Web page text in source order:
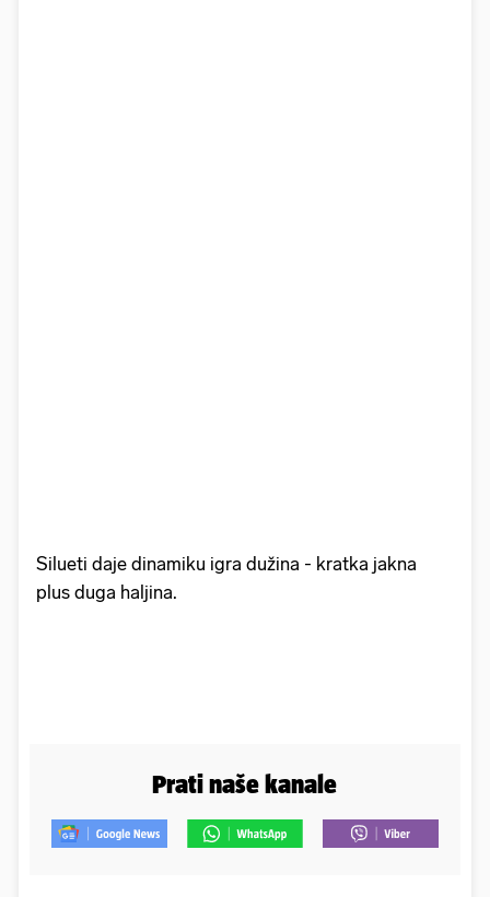
Silueti daje dinamiku igra dužina - kratka jakna
plus duga haljina.
Prati naše kanale